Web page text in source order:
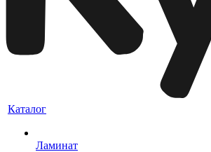
Каталог
Ламинат